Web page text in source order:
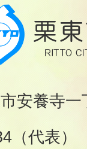
安養寺
（代表）